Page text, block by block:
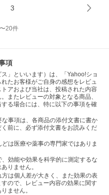
3
〜20件
項
」といいます）は、「Yahoo!ショ
たお客様がご自身の感想をレビュ
アおよび当社は、投稿された内容
またレビューの対象となる商品、
る場合には、特に以下の事項を確
事項は、各商品の添付文書に書か
前に、必ず添付文書をお読みくだ
は医療や薬事の専門家ではありま
効能や効果を科学的に測定するな
りません。
は個人差が大きく、また効果の表
ので、レビュー内容の効果に関す
ません。